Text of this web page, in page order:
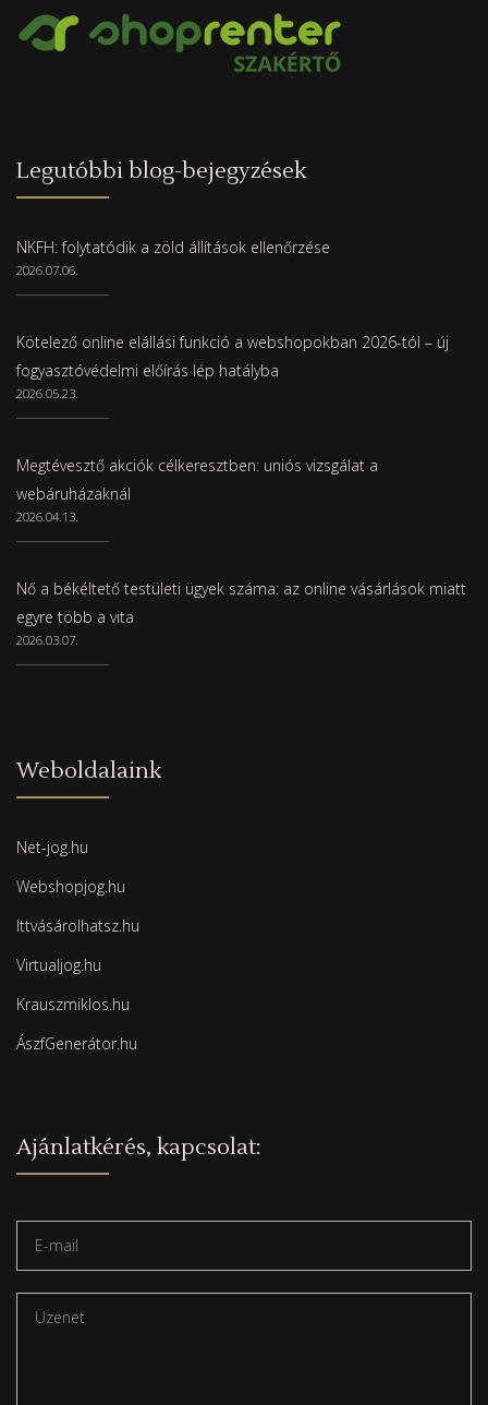
Legutóbbi blog-bejegyzések
NKFH: folytatódik a zöld állítások ellenőrzése
2026.07.06.
Kötelező online elállási funkció a webshopokban 2026-tól – új
fogyasztóvédelmi előírás lép hatályba
2026.05.23.
Megtévesztő akciók célkeresztben: uniós vizsgálat a
webáruházaknál
2026.04.13.
Nő a békéltető testületi ügyek száma: az online vásárlások miatt
egyre több a vita
2026.03.07.
Weboldalaink
Net-jog.hu
Webshopjog.hu
Ittvásárolhatsz.hu
Virtualjog.hu
Krauszmiklos.hu
ÁszfGenerátor.hu
Ajánlatkérés, kapcsolat: